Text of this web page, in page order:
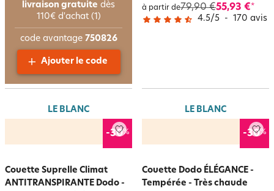
à partir de79,90 €55,93 €*
4.5/5 - 170 avis
LE BLANC
-30%
Couette Suprelle Climat
ANTITRANSPIRANTE Dodo -
LE BLANC
-30%
Couette Dodo ÉLÉGANCE -
Tempérée - Très chaude
livraison gratuite dès
110€ d'achat (1)
code avantage 750826
Ajouter le code